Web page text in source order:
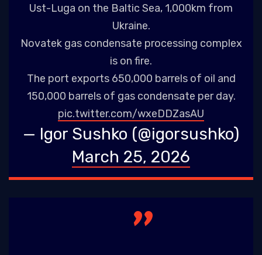
Ust-Luga on the Baltic Sea, 1,000km from
Ukraine.
Novatek gas condensate processing complex
is on fire.
The port exports 650,000 barrels of oil and
150,000 barrels of gas condensate per day.
pic.twitter.com/wxeDDZasAU
— Igor Sushko (@igorsushko)
March 25, 2026